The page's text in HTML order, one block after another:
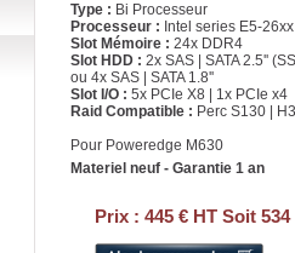
Type : Bi Processeur
Processeur : Intel series E5-
Slot Mémoire : 24x DDR4
Slot HDD : 2x SAS | SATA 2.5''
ou 4x SAS | SATA 1.8''
Slot I/O : 5x PCIe X8 | 1x PCIe x4
Raid Compatible : Perc S130 |
Pour Poweredge M630
Materiel neuf - Garantie 1 an
Prix : 445 € HT Soit 534